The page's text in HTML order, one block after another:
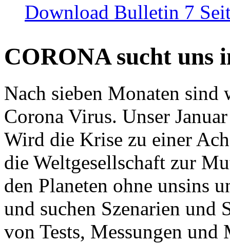
Download Bulletin 7
CORONA sucht uns
Nach sieben Monaten
Corona Virus. Unser
Wird die Krise zu einer
die Weltgesellschaft zur
den Planeten ohne unsins
und suchen Szenarien und
von Tests, Messungen und